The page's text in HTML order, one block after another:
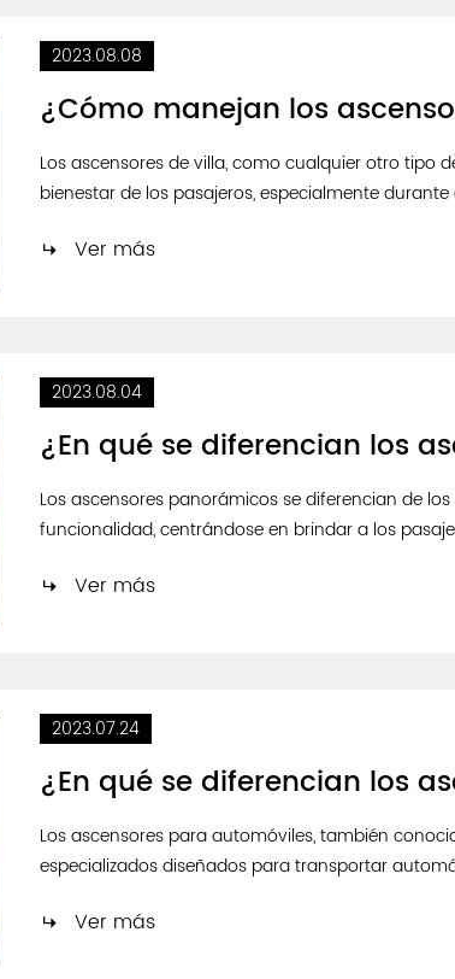
2023.08.08
Los ascensores de villa, como cualquier otro tipo
bienestar de los pasajeros, especialmente
Ver más
2023.08.04
Los ascensores panorámicos se diferencian de
funcionalidad, centrándose en brindar a los
con pared...
Ver más
2023.07.24
Los ascensores para automóviles, también
especializados diseñados para transportar
términos de dis...
Ver más